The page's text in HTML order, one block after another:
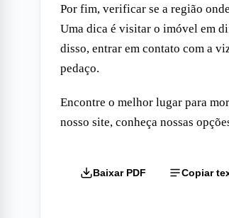
Por fim, verificar se a região
Uma dica é visitar o imóvel em
disso, entrar em contato com a
pedaço.
Encontre o melhor lugar para
nosso site, conheça nossas
Baixar PDF Copiar